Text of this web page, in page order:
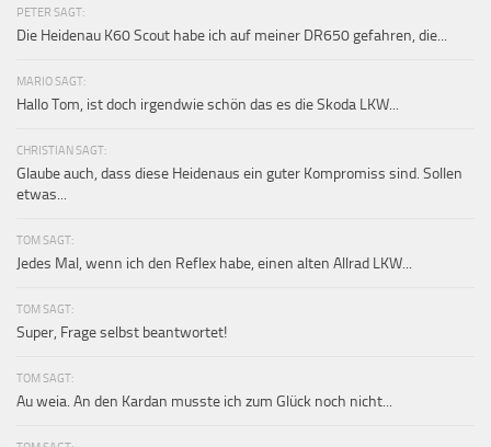
PETER SAGT:
Die Heidenau K60 Scout habe ich auf meiner DR650 gefahren, die...
MARIO SAGT:
Hallo Tom, ist doch irgendwie schön das es die Skoda LKW...
CHRISTIAN SAGT:
Glaube auch, dass diese Heidenaus ein guter Kompromiss sind. Sollen
etwas...
TOM SAGT:
Jedes Mal, wenn ich den Reflex habe, einen alten Allrad LKW...
TOM SAGT:
Super, Frage selbst beantwortet!
TOM SAGT:
Au weia. An den Kardan musste ich zum Glück noch nicht...